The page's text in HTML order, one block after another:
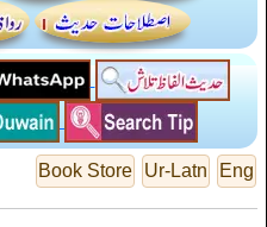
Eng
Ur-Latn
Book Store